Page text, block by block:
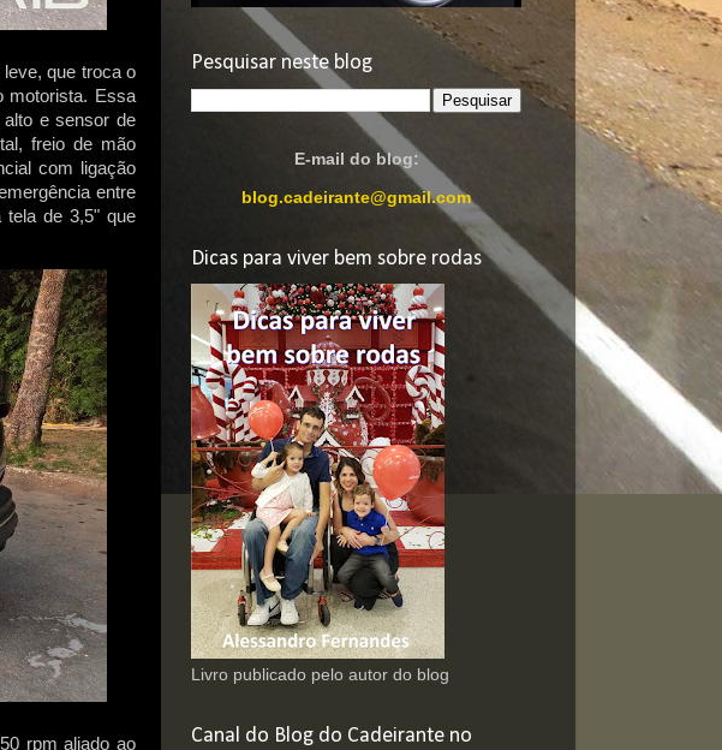
que troca o
motorista. Essa
e sensor de
freio de mão
com ligação
entre
de 3,5" que
rpm aliado ao
Pesquisar neste blog
E-mail do blog:
blog.cadeirante@gmail.com
Dicas para viver bem sobre rodas
Livro publicado pelo autor do blog
Canal do Blog do Cadeirante no